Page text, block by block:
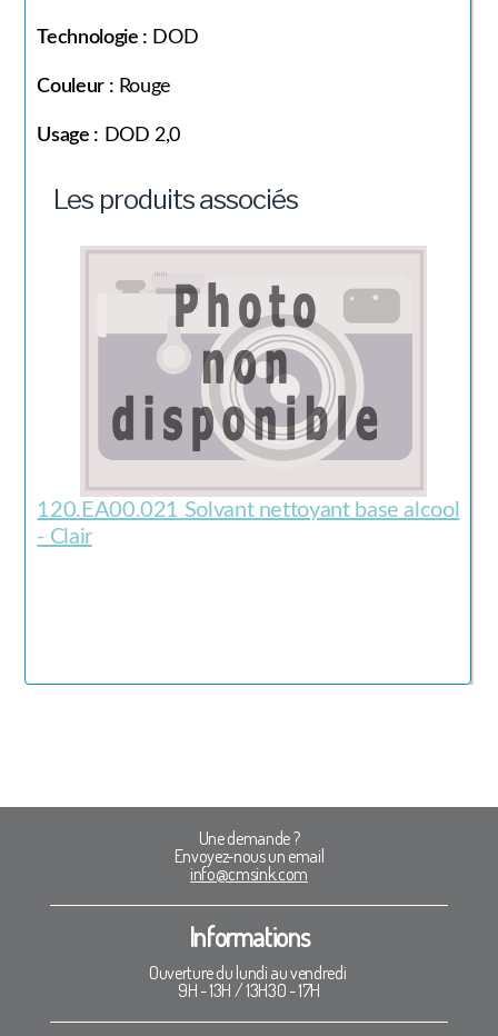
Technologie : DOD
Couleur : Rouge
Usage : DOD 2,0
Les produits associés
120.EA00.021 Solvant nettoyant base alcool
- Clair
Une demande ?
Envoyez-nous un email
info@cmsink.com
Informations
Ouverture du lundi au vendredi
9H - 13H / 13H30 - 17H